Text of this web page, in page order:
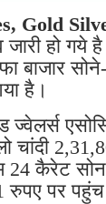
Gold
जारी हो
बाजार
है।
ज्वेलर्स
चांदी
24 कैरेट
पर पहुंच